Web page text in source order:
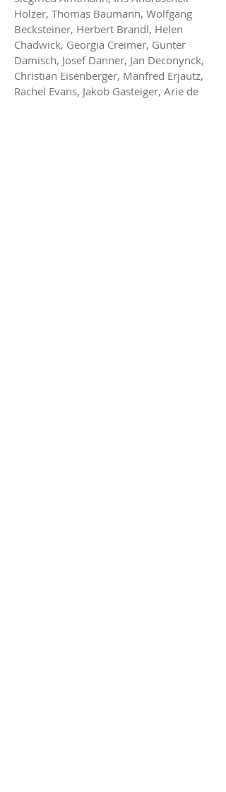
Holzer, Thomas Baumann, Wolfgang
Becksteiner, Herbert Brandl, Helen
Chadwick, Georgia Creimer, Gunter
Damisch, Josef Danner, Jan Deconynck,
Christian Eisenberger, Manfred Erjautz,
Rachel Evans, Jakob Gasteiger, Arie de